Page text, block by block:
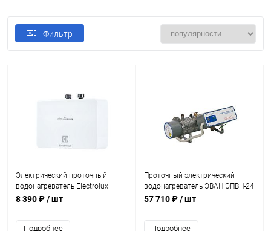
Фильтр
Электрический проточный
водонагреватель Electrolux
NPX4 Aquatronic Digital 2.0
8 390 ₽/ шт
Подробнее
Проточный электрический
водонагреватель ЭВАН ЭПВН-24
57 710 ₽/ шт
Подробнее